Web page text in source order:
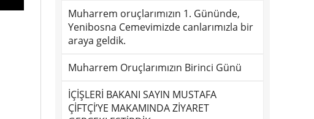
Muharrem oruçlarımızın 1. Gününde,
Yenibosna Cemevimizde canlarımızla bir
araya geldik.
Muharrem Oruçlarımızın Birinci Günü
İÇİŞLERİ BAKANI SAYIN MUSTAFA
ÇİFTÇİ’YE MAKAMINDA ZİYARET